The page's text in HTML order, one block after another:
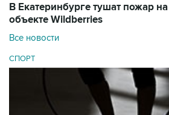
В Екатеринбурге тушат пожар
объекте Wildberries
Все новости
СПОРТ